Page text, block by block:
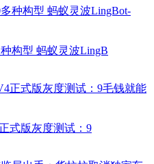
构型 蚂蚁灵波LingB
式版灰度测试：9